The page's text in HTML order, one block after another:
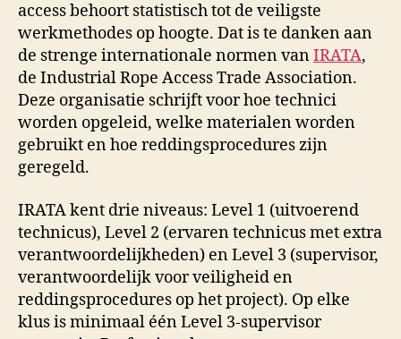
access behoort statistisch tot de veiligste
werkmethodes op hoogte. Dat is te danken aan
de strenge internationale normen vanIRATA,
de Industrial Rope Access Trade Association.
Deze organisatie schrijft voor hoe technici
worden opgeleid, welke materialen worden
gebruikt en hoe reddingsprocedures zijn
geregeld.
IRATA kent drie niveaus: Level 1 (uitvoerend
technicus), Level 2 (ervaren technicus met extra
verantwoordelijkheden) en Level 3 (supervisor,
verantwoordelijk voor veiligheid en
reddingsprocedures op het project). Op elke
klus is minimaal één Level 3-supervisor